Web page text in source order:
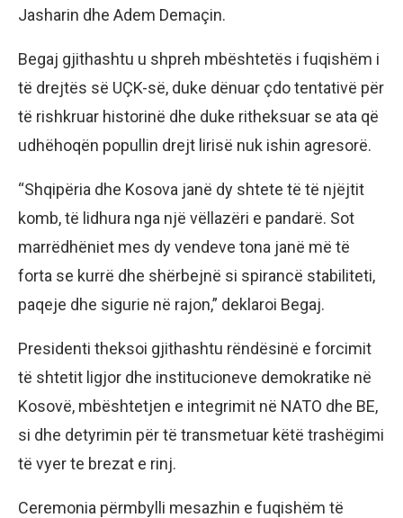
Jasharin dhe Adem Demaçin.
Begaj gjithashtu u shpreh mbështetës i fuqishëm i
të drejtës së UÇK-së, duke dënuar çdo tentativë për
të rishkruar historinë dhe duke ritheksuar se ata që
udhëhoqën popullin drejt lirisë nuk ishin agresorë.
“Shqipëria dhe Kosova janë dy shtete të të njëjtit
komb, të lidhura nga një vëllazëri e pandarë. Sot
marrëdhëniet mes dy vendeve tona janë më të
forta se kurrë dhe shërbejnë si spirancë stabiliteti,
paqeje dhe sigurie në rajon,” deklaroi Begaj.
Presidenti theksoi gjithashtu rëndësinë e forcimit
të shtetit ligjor dhe institucioneve demokratike në
Kosovë, mbështetjen e integrimit në NATO dhe BE,
si dhe detyrimin për të transmetuar këtë trashëgimi
të vyer te brezat e rinj.
Ceremonia përmbylli mesazhin e fuqishëm të